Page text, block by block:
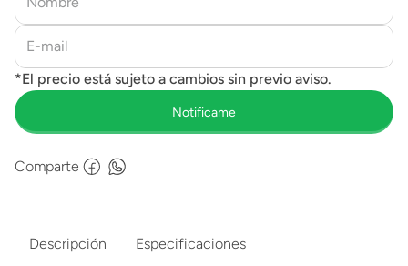
Comparte
Descripción Especificaciones